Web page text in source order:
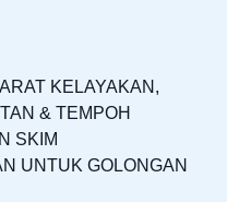
KELAYAKAN,
& TEMPOH
SKIM
UNTUK GOLONGAN